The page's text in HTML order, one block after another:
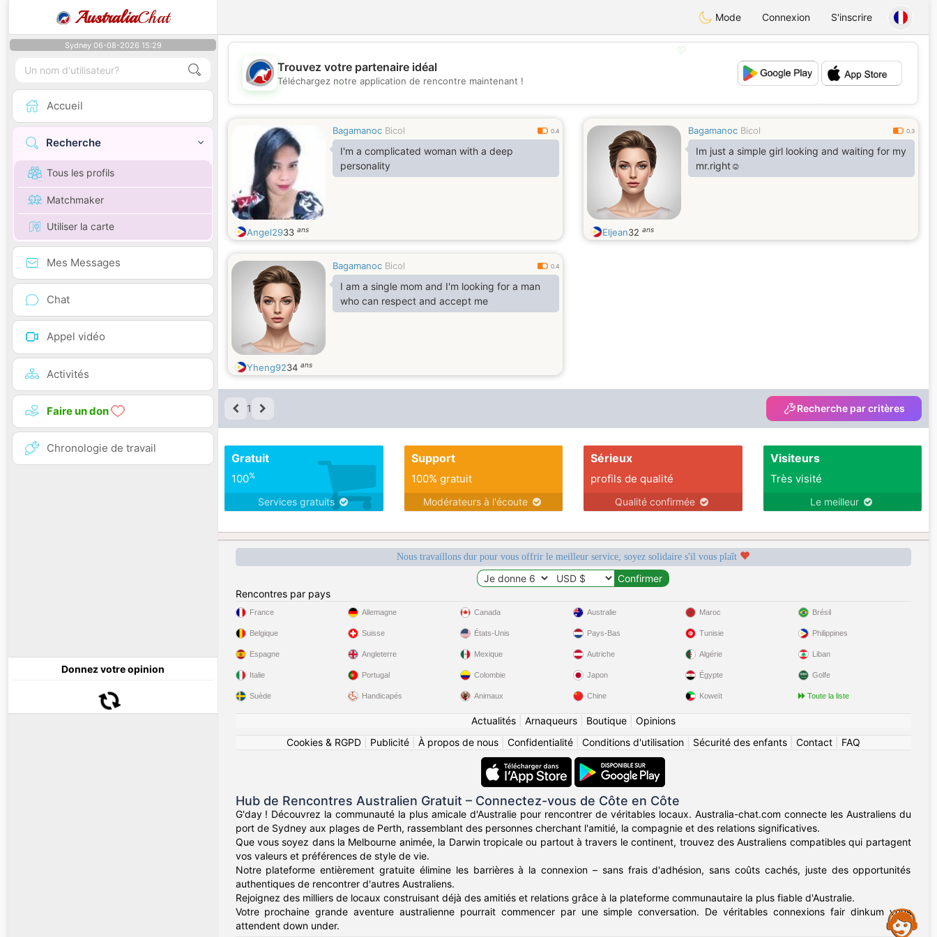
AustraliaChat Mode Connexion S'inscrire
Sydney 06-08-2026 15:29
Accueil
Recherche
Tous les profils
Matchmaker
Utiliser la carte
Mes Messages
Chat
Appel vidéo
Activités
Faire un don
Chronologie de travail
Donnez votre opinion
💖
💕
Trouvez votre partenaire idéal
Téléchargez notre application de rencontre maintenant !
Bagamanoc Bicol 0.4
I'm a complicated woman with a deep
personality
Angel2933 ans
Bagamanoc Bicol 0.3
Im just a simple girl looking and waiting for my
mr.right☺
Eljean32 ans
Bagamanoc Bicol 0.4
I am a single mom and I'm looking for a man
who can respect and accept me
Yheng9234 ans
1 Recherche par critères
Gratuit
100%
Services gratuits
Support
100% gratuit
Modérateurs à l'écoute
Sérieux
profils de qualité
Qualité confirmée
Visiteurs
Très visité
Le meilleur
Nous travaillons dur pour vous offrir le meilleur service, soyez solidaire s'il vous plaît
Rencontres par pays
France
Belgique
Espagne
Italie
Suède
Allemagne
Suisse
Angleterre
Portugal
Handicapés
Canada
États-Unis
Mexique
Colombie
Animaux
Australie
Pays-Bas
Autriche
Japon
Chine
Maroc
Tunisie
Algérie
Égypte
Koweït
Brésil
Philippines
Liban
Golfe
Toute la liste
Actualités| Arnaqueurs| Boutique| Opinions
Cookies & RGPD| Publicité| À propos de nous| Confidentialité| Conditions d'utilisation| Sécurité des enfants| Contact| FAQ
Hub de Rencontres Australien Gratuit – Connectez-vous de Côte en Côte
G'day ! Découvrez la communauté la plus amicale d'Australie pour rencontrer de véritables locaux. Australia-chat.com connecte les Australiens du
port de Sydney aux plages de Perth, rassemblant des personnes cherchant l'amitié, la compagnie et des relations significatives.
Que vous soyez dans la Melbourne animée, la Darwin tropicale ou partout à travers le continent, trouvez des Australiens compatibles qui partagent
vos valeurs et préférences de style de vie.
Notre plateforme entièrement gratuite élimine les barrières à la connexion – sans frais d'adhésion, sans coûts cachés, juste des opportunités
authentiques de rencontrer d'autres Australiens.
Rejoignez des milliers de locaux construisant déjà des amitiés et relations grâce à la plateforme communautaire la plus fiable d'Australie.
Votre prochaine grande aventure australienne pourrait commencer par une simple conversation. De véritables connexions fair dinkum vous
attendent down under.
Assistance